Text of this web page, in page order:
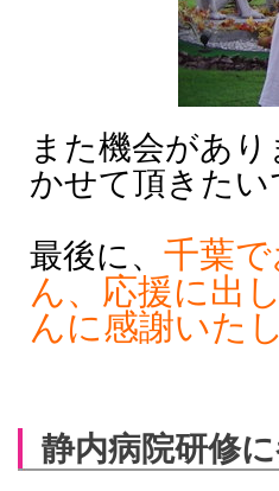
また機会があ
かせて頂きたい
最後に、 千葉
ん、応援に出
んに感謝いた
静内病院研修